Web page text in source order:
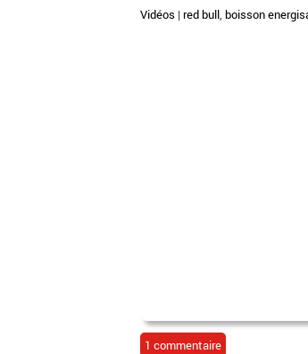
Vidéos | red bull, boisson
1 commentaire